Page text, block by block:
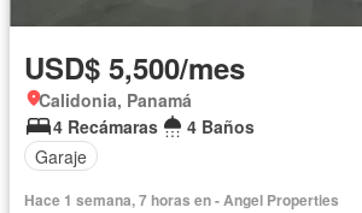
USD$ 5,500/mes
Calidonia, Panamá
4 Recámaras
4 Baños
Garaje
Hace 1 semana, 7 horas en - Angel Properties